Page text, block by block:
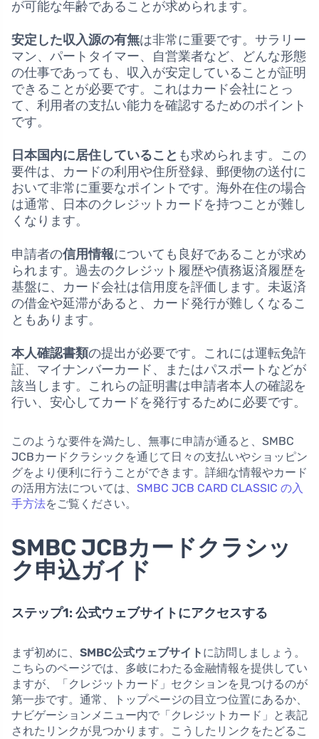
が可能な年齢であることが求められます。
安定した収入源の有無は非常に重要です。サラリー
マン、パートタイマー、自営業者など、どんな形態
の仕事であっても、収入が安定していることが証明
できることが必要です。これはカード会社にとっ
て、利用者の支払い能力を確認するためのポイント
です。
日本国内に居住していること も求められます。この
要件は、カードの利用や住所登録、郵便物の送付に
おいて非常に重要なポイントです。海外在住の場合
は通常、日本のクレジットカードを持つことが難し
くなります。
申請者の信用情報についても良好であることが求め
られます。過去のクレジット履歴や債務返済履歴を
基盤に、カード会社は信用度を評価します。未返済
の借金や延滞があると、カード発行が難しくなるこ
ともあります。
本人確認書類の提出が必要です。これには運転免許
証、マイナンバーカード、またはパスポートなどが
該当します。これらの証明書は申請者本人の確認を
行い、安心してカードを発行するために必要です。
このような要件を満たし、無事に申請が通ると、SMBC
JCBカードクラシックを通じて日々の支払いやショッピン
グをより便利に行うことができます。詳細な情報やカード
の活用方法については、 SMBC JCB CARD CLASSIC の入
手方法をご覧ください。
SMBC JCBカードクラシッ
ク申込ガイド
ステップ1: 公式ウェブサイトにアクセスする
まず初めに、 SMBC公式ウェブサイト に訪問しましょう。
こちらのページでは、多岐にわたる金融情報を提供してい
ますが、「クレジットカード」セクションを見つけるのが
第一歩です。通常、トップページの目立つ位置にあるか、
ナビゲーションメニュー内で「クレジットカード」と表記
されたリンクが見つかります。こうしたリンクをたどるこ